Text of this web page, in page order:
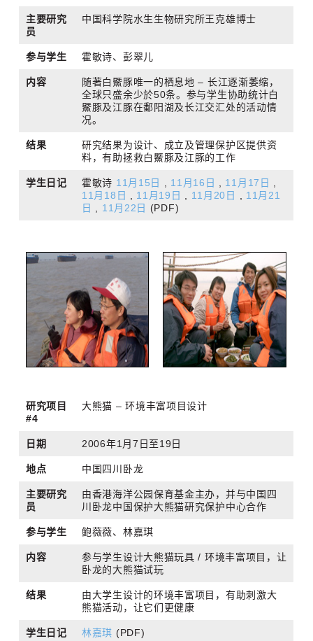
主要研究
员
中国科学院水生生物研究所王克雄博士
参与学生 霍敏诗、彭翠儿
内容
随著白鱀豚唯一的栖息地 – 长江­逐渐萎缩，
全球只盛余少於50条。参与学生协助统计白
鱀豚及江豚在鄱阳湖及长江交汇处的活动情
况。
结果
研究结果为设计、成立及管理保护区提供资
料，有助拯救白鱀豚及江豚的工作
学生日记 霍敏诗 11月15日 11月16日 11月17日
11月18日
11月19日 11月20日
11月21
日
11月22日 (PDF)
研究项目
#4
大熊猫 – 环境丰富项目设计
日期 2006年1月7日至19日
地点 中国四川卧龙
主要研究
员
由香港海洋公园保育基金主办，并与中国四
川卧龙中国保护大熊猫研究保护中心合作
参与学生 鲍薇薇、林嘉琪
内容
参与学生设计大熊猫玩具 / 环境丰富项目，让
卧龙的大熊猫试玩
结果
由大学生设计的环境丰富项目，有助刺激大
熊猫活动，让它们更健康
学生日记 林嘉琪 (PDF)